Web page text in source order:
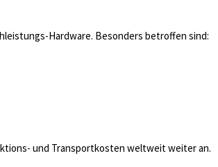
Hardware. Besonders betroffen sind:
und Transportkosten weltweit weiter an.